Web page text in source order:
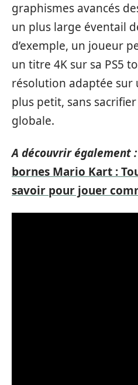
graphismes avancés
un plus large éventail
d’exemple, un joueur
un titre 4K sur sa PS5
résolution adaptée sur
plus petit, sans
globale.
A découvrir également :
bornes Mario Kart :
savoir pour jouer